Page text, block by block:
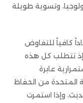
وتسوية طويلة
كافياً للتفاوض
إذ تتطلب كل هذه
عابرة
المتحدة من الحفاظ
وإذا استمرت